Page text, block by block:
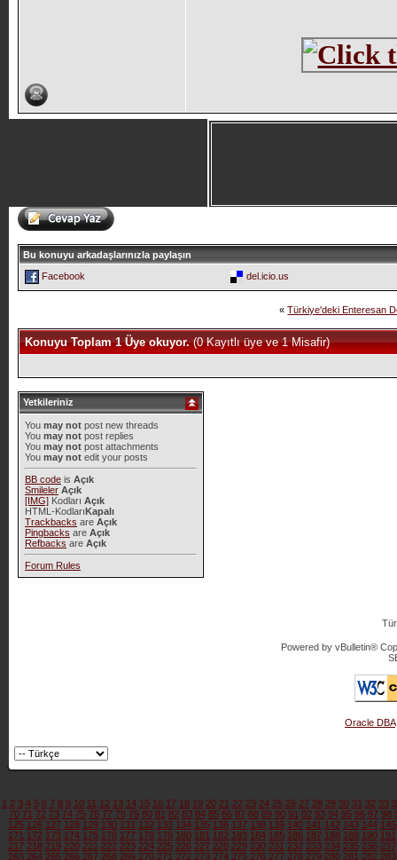
Bu konuyu arkadaşlarınızla paylaşın
Facebook
del.icio.us
« Türkiye'deki Enteresan
Konuyu Toplam 1 Üye okuyor.(0 Kayıtlı üye ve 1 Misafir)
Yetkileriniz
You may notpost new threads
You may notpost replies
You may notpost attachments
You may notedit your posts
BB codeis Açık
Smileler Açık
[IMG]Kodları Açık
HTML-KodlarıKapalı
Trackbacks are Açık
Pingbacks are Açık
Refbacks are Açık
Forum Rules
Powered by vBulletin®
Oracle DBA
1 2 3 4 5 6 7 8 9 10 11 12 13 14 15 16 17 18 19 20 21 22 23 24 25 26 27 28 29 30 31 32 33
70 71 72 73 74 75 76 77 78 79 80 81 82 83 84 85 86 87 88 89 90 91 92 93 94 95 96 97 98
125 126 127 128 129 130 131 132 133 134 135 136 137 138 139 140 141 142 143 144 145
171 172 173 174 175 176 177 178 179 180 181 182 183 184 185 186 187 188 189 190 191
217 218 219 220 221 222 223 224 225 226 227 228 229 230 231 232 233 234 235 236 237
263 264 265 266 267 268 269 270 271 272 273 274 275 276 277 278 279 280 281 282 283